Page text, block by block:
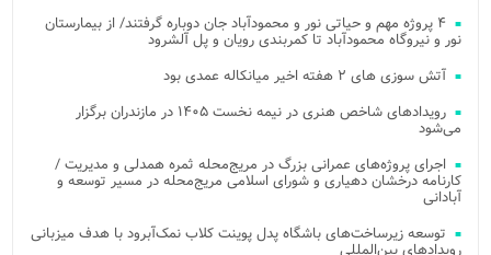
۴ پروژه مهم و حیاتی نور و محمودآباد جان دوباره گرفتند/ از بیمارستان
نور و نیروگاه محمودآباد تا کمربندی رویان و پل آلشرود
آتش‌ سوزی‌ های ۲ هفته اخیر میانکاله عمدی بود
رویدادهای شاخص هنری در نیمه نخست ۱۴۰۵ در مازندران برگزار
می‌شود
اجرای پروژه‌های عمرانی بزرگ در مریج‌محله ثمره همدلی و مدیریت /
کارنامه درخشان دهیاری و شورای اسلامی مریج‌محله در مسیر توسعه و
آبادانی
توسعه زیرساخت‌های باشگاه پدل پوینت کلاب نمک‌آبرود با هدف میزبانی
رویدادهای بین‌المللی